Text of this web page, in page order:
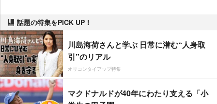
話題の特集をPICK UP！
川島海荷さんと学ぶ 日常に潜む“人身取
引”のリアル
オリコンタイアップ特集
マクドナルドが40年にわたり支える「小